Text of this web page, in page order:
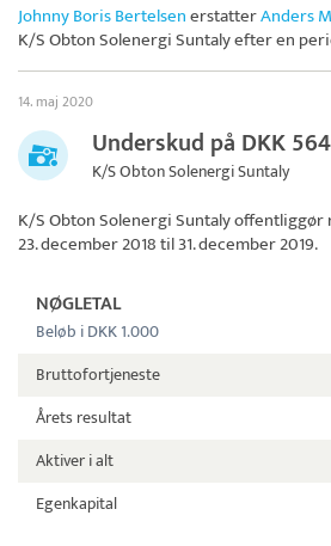
Johnny Boris BertelsenerstatterAnders
K/S Obton Solenergi Suntalyefter en
14. maj 2020
Underskud på DKK
K/S Obton Solenergi Suntaly
K/S Obton Solenergi Suntalyoffentliggør
23. december 2018 til 31. december 2019.
NØGLETAL
Beløb i DKK 1.000
Bruttofortjeneste
Årets resultat
Aktiver i alt
Egenkapital